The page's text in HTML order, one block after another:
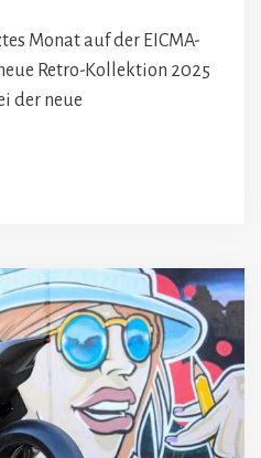
Monat auf der EICMA-
Retro-Kollektion 2025
der neue